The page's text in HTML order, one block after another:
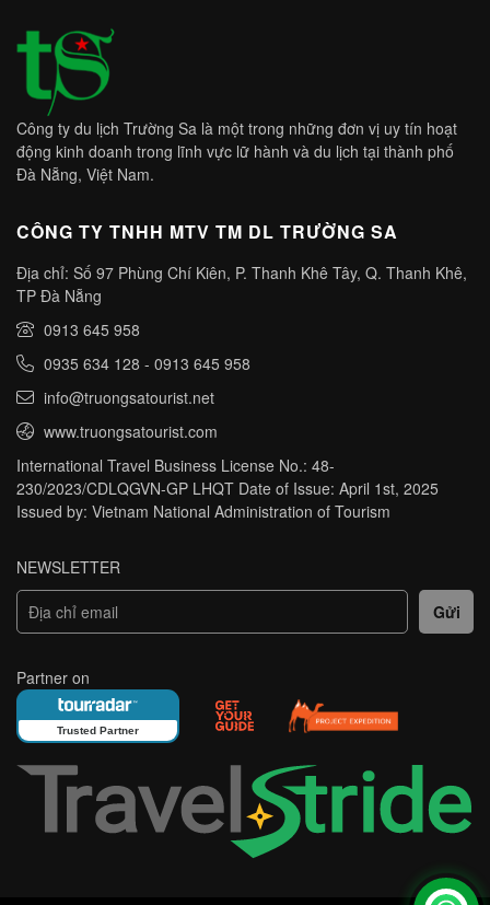
Công ty du lịch Trường Sa là một trong những đơn vị uy tín hoạt
động kinh doanh trong lĩnh vực lữ hành và du lịch tại thành phố
Đà Nẵng, Việt Nam.
CÔNG TY TNHH MTV TM DL TRƯỜNG SA
Địa chỉ: Số 97 Phùng Chí Kiên, P. Thanh Khê Tây, Q. Thanh Khê,
TP Đà Nẵng
0913 645 958
0935 634 128 - 0913 645 958
info@truongsatourist.net
www.truongsatourist.com
International Travel Business License No.: 48-
230/2023/CDLQGVN-GP LHQT Date of Issue: April 1st, 2025
Issued by: Vietnam National Administration of Tourism
NEWSLETTER
Partner on
Trusted Partner